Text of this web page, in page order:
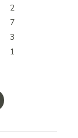
2
7
3
1